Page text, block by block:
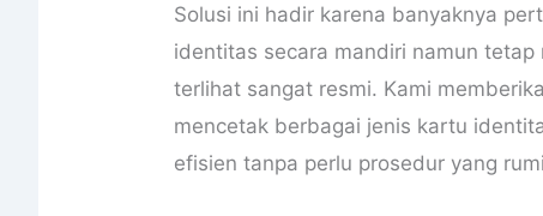
Solusi ini hadir karena banyaknya
identitas secara mandiri namun
terlihat sangat resmi. Kami
mencetak berbagai jenis kartu
efisien tanpa perlu prosedur yang